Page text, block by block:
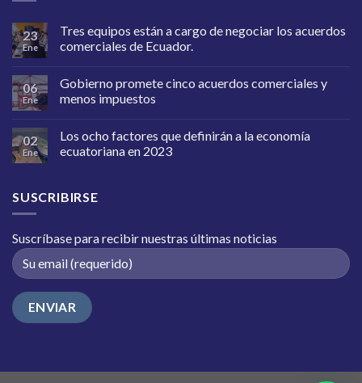
23
Ene
Tres equipos están a cargo de negociar los acuerdos
comerciales de Ecuador.
06
Ene
Gobierno promete cinco acuerdos comerciales y
menos impuestos
02
Ene
Los ocho factores que definirán a la economía
ecuatoriana en 2023
SUSCRIBIRSE
Suscríbase para recibir nuestras últimas noticias